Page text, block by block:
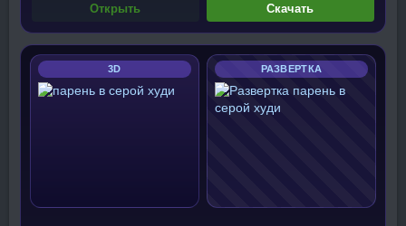
Открыть Скачать
3D РАЗВЕРТКА